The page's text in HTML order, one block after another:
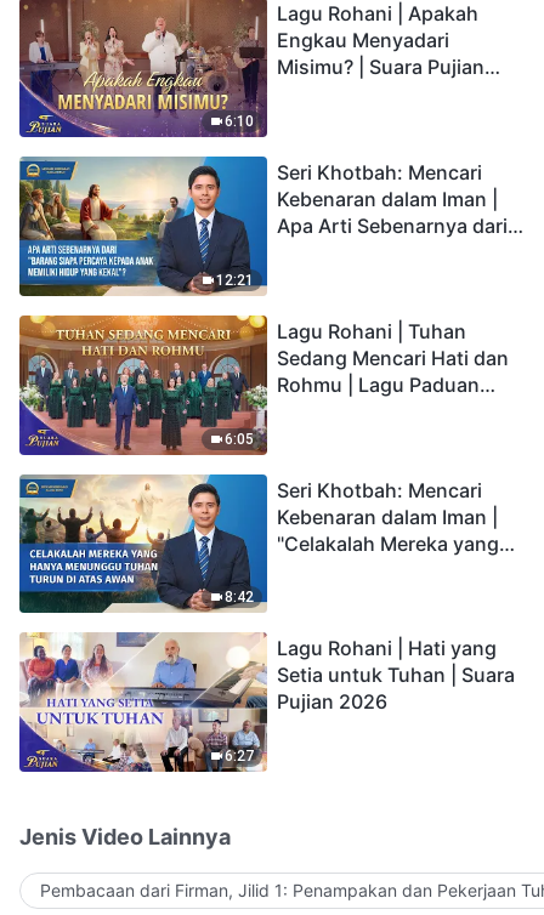
6:10
Lagu Rohani | Apakah
Engkau Menyadari
Misimu? | Suara Pujian
12:21
Seri Khotbah: Mencari
Kebenaran dalam Iman |
Apa Arti Sebenarnya dari
6:05
Lagu Rohani | Tuhan
Sedang Mencari Hati dan
Rohmu | Lagu Paduan
8:42
Seri Khotbah: Mencari
Kebenaran dalam Iman |
"Celakalah Mereka yang
6:27
Lagu Rohani | Hati yang
Setia untuk Tuhan | Suara
Pujian 2026
Jenis Video Lainnya
Pembacaan dari Firman, Jilid 1: Penampakan dan Pekerjaan